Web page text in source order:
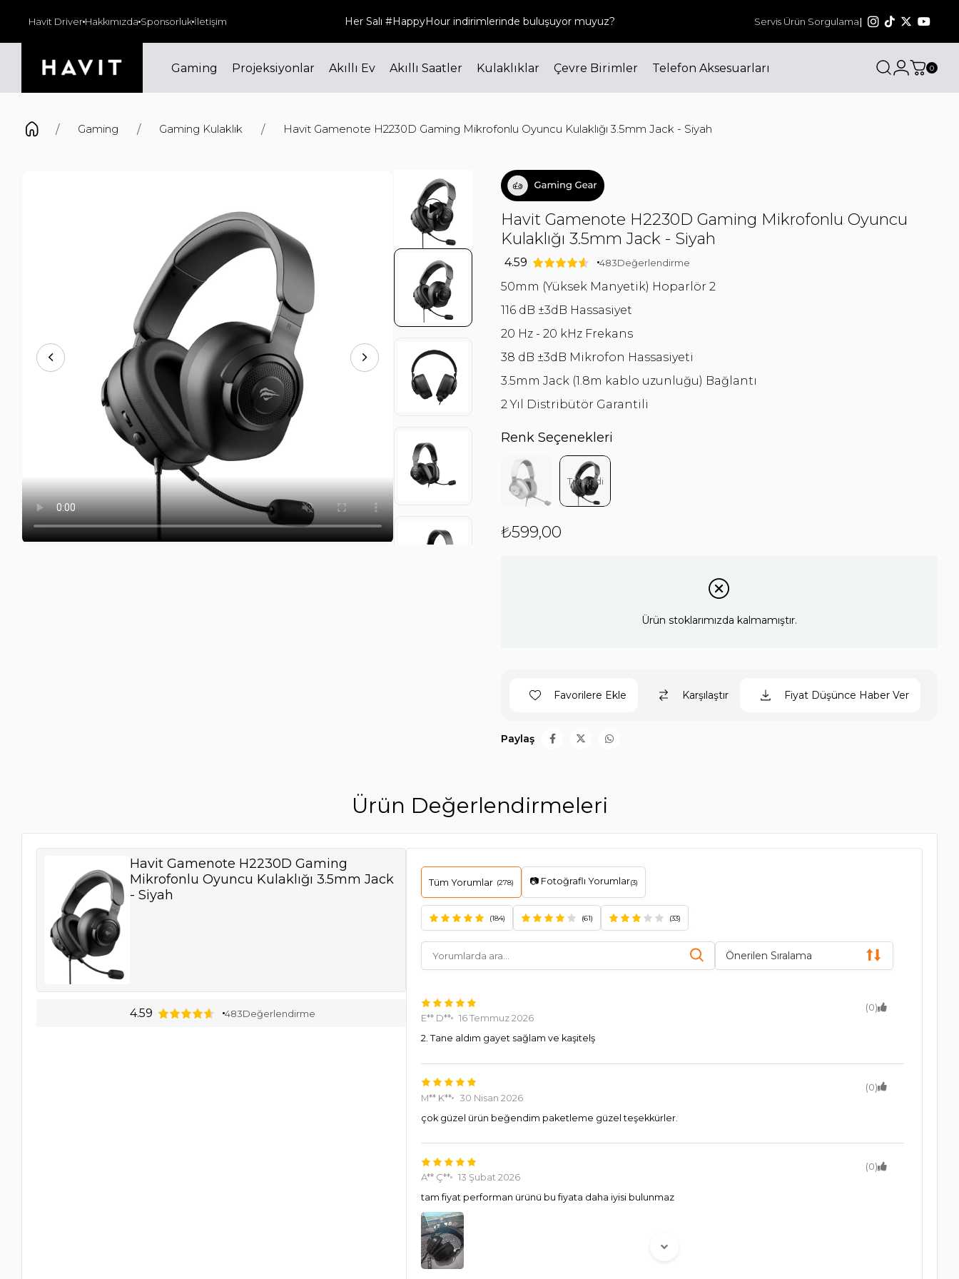
Havit Driver Hakkımızda Sponsorluk İletişim
#HappyHour indirimlerinde buluşuyor muyuz? Bizi sosyal medyadan da takip edin! @havit_turkiye 1000₺ ve üzeri siparişlerinizde kargo
Servis Ürün Sorgulama|
Gaming Projeksiyonlar Akıllı Ev Akıllı Saatler Kulaklıklar Çevre Birimler Telefon Aksesuarları 0
Gaming Gaming Kulaklık Havit Gamenote H2230D Gaming Mikrofonlu Oyuncu Kulaklığı 3.5mm Jack - Siyah
Havit Gamenote H2230D Gaming Mikrofonlu Oyuncu
Kulaklığı 3.5mm Jack - Siyah
4.59 483Değerlendirme
50mm (Yüksek Manyetik) Hoparlör 2
116 dB ±3dB Hassasiyet
20 Hz - 20 kHz Frekans
38 dB ±3dB Mikrofon Hassasiyeti
3.5mm Jack (1.8m kablo uzunluğu) Bağlantı
2 Yıl Distribütör Garantili
₺599,00
Renk Seçenekleri
Tükendi
Ürün stoklarımızda kalmamıştır.
Favorilere Ekle Karşılaştır Fiyat Düşünce Haber Ver
Paylaş
Ürün Değerlendirmeleri
Havit Gamenote H2230D Gaming
Mikrofonlu Oyuncu Kulaklığı 3.5mm Jack
- Siyah
4.59 483Değerlendirme
Tüm Yorumlar (278) 📷 Fotoğraflı Yorumlar(3)
(184) (61) (33)
Önerilen Sıralama
(0)
E** D**
16 Temmuz 2026
2. Tane aldım gayet sağlam ve kaşitelş
(0)
M** K**
30 Nisan 2026
çok güzel ürün beğendim paketleme güzel teşekkürler.
(0)
A** Ç**
13 Şubat 2026
tam fiyat performan ürünü bu fiyata daha iyisi bulunmaz